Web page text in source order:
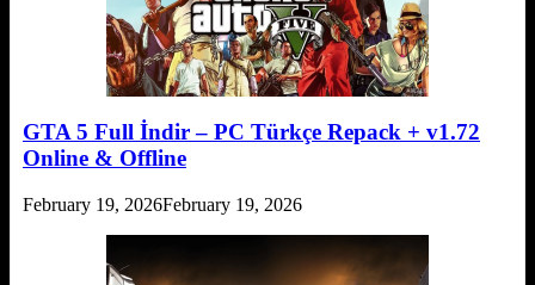
GTA 5 Full İndir – PC Türkçe Repack + v1.72
Online & Offline
February 19, 2026February 19, 2026